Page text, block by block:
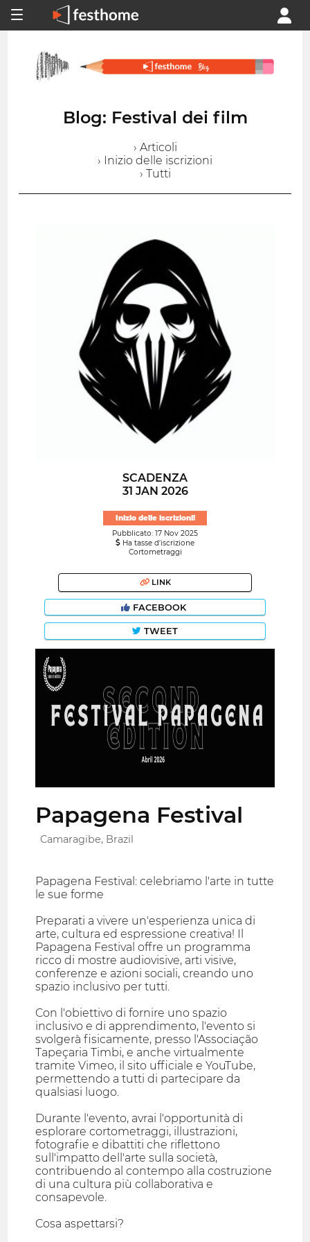
Blog: Festival dei film
› Articoli
› Inizio delle iscrizioni
› Tutti
SCADENZA
31 JAN 2026
Inizio delle iscrizioni!
Pubblicato: 17 Nov 2025
Ha tasse d'iscrizione
Cortometraggi
LINK
FACEBOOK
TWEET
Papagena Festival
Camaragibe, Brazil
Papagena Festival: celebriamo l'arte in tutte
le sue forme
Preparati a vivere un'esperienza unica di
arte, cultura ed espressione creativa! Il
Papagena Festival offre un programma
ricco di mostre audiovisive, arti visive,
conferenze e azioni sociali, creando uno
spazio inclusivo per tutti.
Con l'obiettivo di fornire uno spazio
inclusivo e di apprendimento, l'evento si
svolgerà fisicamente, presso l'Associação
Tapeçaria Timbi, e anche virtualmente
tramite Vimeo, il sito ufficiale e YouTube,
permettendo a tutti di partecipare da
qualsiasi luogo.
Durante l'evento, avrai l'opportunità di
esplorare cortometraggi, illustrazioni,
fotografie e dibattiti che riflettono
sull'impatto dell'arte sulla società,
contribuendo al contempo alla costruzione
di una cultura più collaborativa e
consapevole.
Cosa aspettarsi?